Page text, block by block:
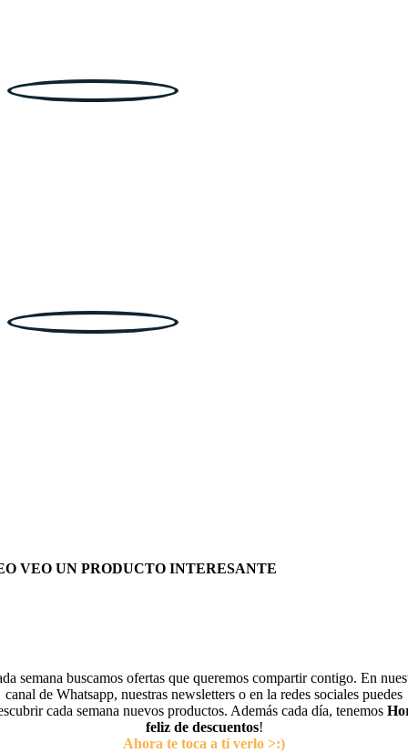
VEO UN PRODUCTO INTERESANTE
semana buscamos ofertas que queremos compartir contigo. En
canal de Whatsapp, nuestras newsletters o en la redes sociales puedes
cada semana nuevos productos. Además cada día, tenemos
feliz de descuentos!
Ahora te toca a tí verlo >:)